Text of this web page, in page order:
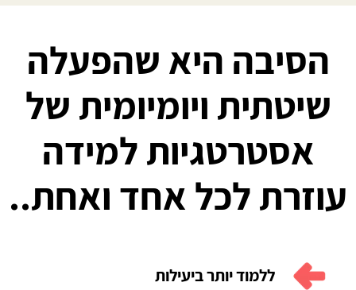
הסיבה היא שהפעלה
שיטתית ויומיומית של
אסטרטגיות למידה
עוזרתלכל אחד ואחת..
ללמוד יותר ביעילות